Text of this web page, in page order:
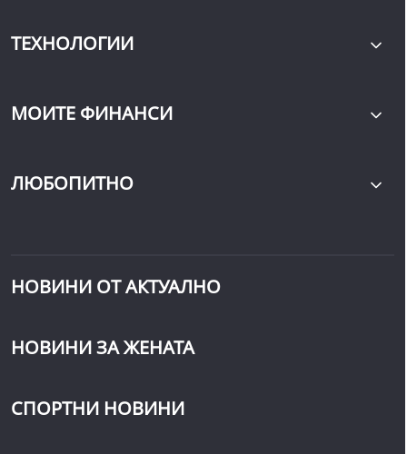
ТЕХНОЛОГИИ
МОИТЕ ФИНАНСИ
ЛЮБОПИТНО
НОВИНИ ОТ АКТУАЛНО
НОВИНИ ЗА ЖЕНАТА
СПОРТНИ НОВИНИ